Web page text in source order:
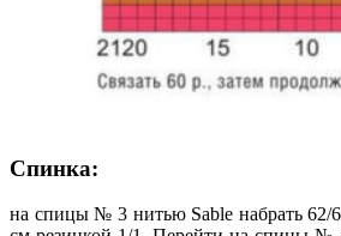
Спинка:
на спицы № 3 нитью Sable набрать 62/